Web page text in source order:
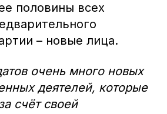
половины всех
– новые лица.
очень много новых
деятелей, которые
счёт своей